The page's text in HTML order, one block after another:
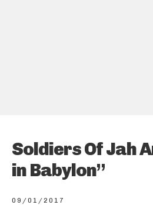
Soldiers Of Jah
in Babylon”
09/01/2017